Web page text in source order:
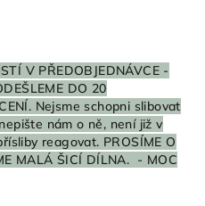
V PŘEDOBJEDNÁVCE -
DO 20
Nejsme schopni slibovat
nám o ně, není již v
reagovat. PROSÍME O
MALÁ ŠICÍ DÍLNA. - MOC